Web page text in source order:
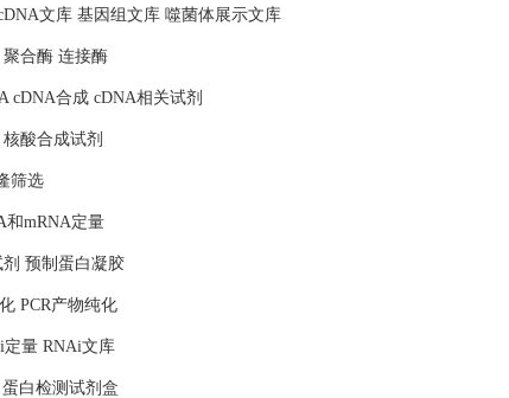
文库 基因组文库 噬菌体展示文库
聚合酶 连接酶
cDNA合成 cDNA相关试剂
酸合成试剂
筛选
和mRNA定量
剂 预制蛋白凝胶
PCR产物纯化
定量 RNAi文库
蛋白检测试剂盒